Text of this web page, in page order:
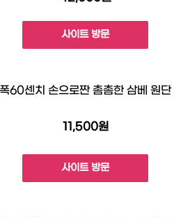
사이트 방문
폭60센치 손으로짠 촘촘한 삼베 원단
11,500원
사이트 방문